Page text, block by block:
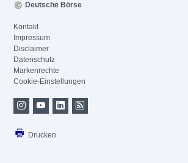
Deutsche Börse
Kontakt
Impressum
Disclaimer
Datenschutz
Markenrechte
Cookie-Einstellungen
Drucken